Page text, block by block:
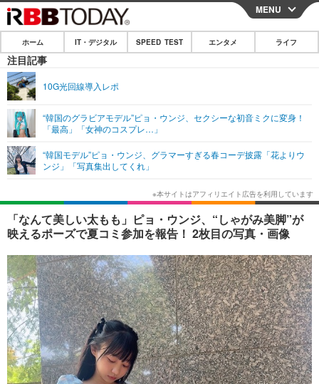
CLOSE
ホーム
IT・デジタル
ネタ
ショッピング その他
SPEED TEST
エンタメ
エンタメTOP
韓国・芸能
音楽 スポーツ
ショッピング その他
ライフ
ライフTOP グルメ
ペット ショッピング
その他
リリース一覧
プッシュ通知の停止方法
MENU
ホーム IT・デジタル SPEED TEST エンタメ ライフ
注目記事
10G光回線導入レポ
“韓国のグラビアモデル”ピョ・ウンジ、セクシーな初音ミクに変身！
「最高」「女神のコスプレ…」
“韓国モデル”ピョ・ウンジ、グラマーすぎる春コーデ披露「花よりウ
ンジ」「写真集出してくれ」
「なんて美しい太もも」ピョ・ウンジ、“しゃがみ美脚”が
映えるポーズで夏コミ参加を報告！ 2枚目の写真・画像